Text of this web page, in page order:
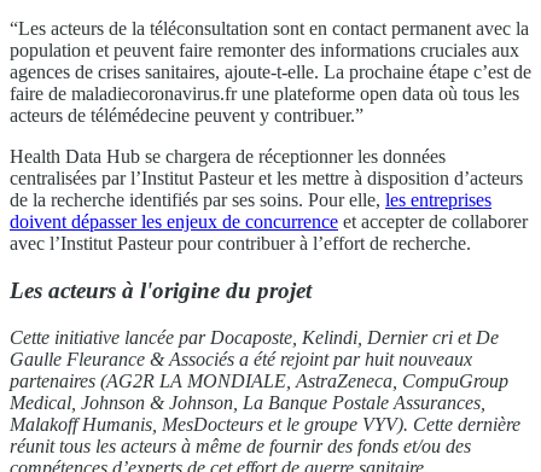
“Les acteurs de la téléconsultation sont en contact permanent avec la
population et peuvent faire remonter des informations cruciales aux
agences de crises sanitaires, ajoute-t-elle. La prochaine étape c’est de
faire de maladiecoronavirus.fr une plateforme open data où tous les
acteurs de télémédecine peuvent y contribuer.”
Health Data Hub se chargera de réceptionner les données
centralisées par l’Institut Pasteur et les mettre à disposition d’acteurs
de la recherche identifiés par ses soins. Pour elle, les entreprises
doivent dépasser les enjeux de concurrence et accepter de collaborer
avec l’Institut Pasteur pour contribuer à l’effort de recherche.
Les acteurs à l'origine du projet
Cette initiative lancée par Docaposte, Kelindi, Dernier cri et De
Gaulle Fleurance & Associés a été rejoint par huit nouveaux
partenaires (AG2R LA MONDIALE, AstraZeneca, CompuGroup
Medical, Johnson & Johnson, La Banque Postale Assurances,
Malakoff Humanis, MesDocteurs et le groupe VYV). Cette dernière
réunit tous les acteurs à même de fournir des fonds et/ou des
compétences d’experts de cet effort de guerre sanitaire.